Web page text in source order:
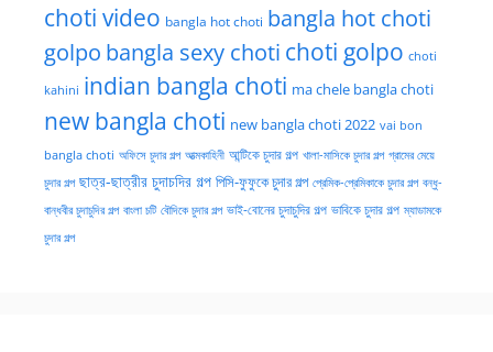
choti video bangla hot choti bangla hot choti
golpo bangla sexy choti choti golpo choti
kahini indian bangla choti ma chele bangla choti
new bangla choti new bangla choti 2022 vai bon
bangla choti অফিসে চুদার গল্প আত্মকাহিনী আন্টিকে চুদার গল্প খালা-মাসিকে চুদার গল্প গ্রামের মেয়ে
চুদার গল্প ছাত্র-ছাত্রীর চুদাচদির গল্প পিসি-ফুফুকে চুদার গল্প প্রেমিক-প্রেমিকাকে চুদার গল্প বন্ধু-
বান্ধবীর চুদাচুদির গল্প বাংলা চটি বৌদিকে চুদার গল্প ভাই-বোনের চুদাচুদির গল্প ভাবিকে চুদার গল্প ম্যাডামকে
চুদার গল্প